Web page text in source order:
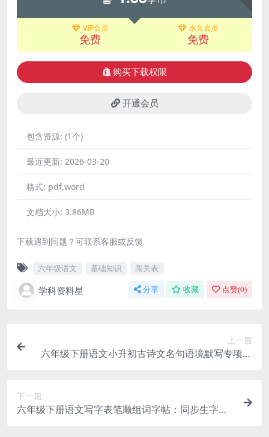
VIP会员
免费
永久会员
免费
购买下载权限
开通会员
包含资源: (1个)
最近更新: 2026-03-20
格式: pdf,word
文档大小: 3.86MB
下载遇到问题？可联系客服或反馈
六年级语文 基础知识 闯关表
学科资料星 分享 收藏 点赞(0)
上一篇
六年级下册语文小升初古诗文名句语境默写专项练
下一篇
六年级下册语文写字表笔顺组词字帖：同步生字规